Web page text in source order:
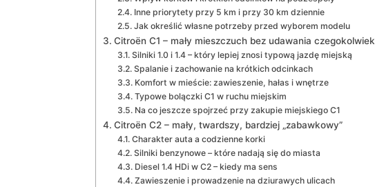
Inne priorytety przy 5 km i przy 30 km dziennie
Jak określić własne potrzeby przed wyborem modelu
Citroën C1 – mały mieszczuch bez udawania czegokolwiek
Silniki 1.0 i 1.4 – który lepiej znosi typową jazdę miejską
Spalanie i zachowanie na krótkich odcinkach
Komfort w mieście: zawieszenie, hałas i wnętrze
Typowe bolączki C1 w ruchu miejskim
Na co jeszcze spojrzeć przy zakupie miejskiego C1
Citroën C2 – mały, twardszy, bardziej „zabawkowy”
Charakter auta a codzienne korki
Silniki benzynowe – które nadają się do miasta
Diesel 1.4 HDi w C2 – kiedy ma sens
Zawieszenie i prowadzenie na dziurawych ulicach